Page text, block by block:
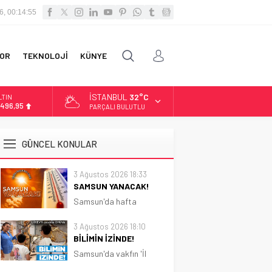
00:14:57
TEKNOLOJİ KÜNYE
İSTANBUL 32°C
PARÇALI BULUTLU
GÜNCEL KONULAR
3 Ağustos 2026 18:33
SAMSUN YANACAK!
Samsun'da hafta
hava etkili olacak.
Sıcaklık 31 dereceye
kadar çıkacak
3 Ağustos 2026 18:10
BİLİMİN İZİNDE!
Samsun'da vakfın 'İl